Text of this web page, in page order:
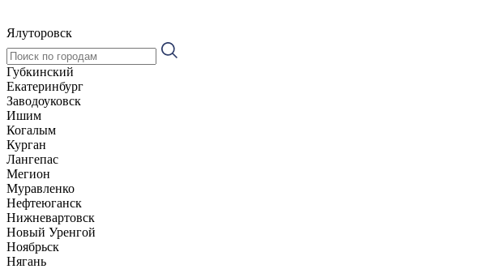
Ялуторовск
Губкинский
Екатеринбург
Заводоуковск
Ишим
Когалым
Курган
Лангепас
Мегион
Муравленко
Нефтеюганск
Нижневартовск
Новый Уренгой
Ноябрьск
Нягань